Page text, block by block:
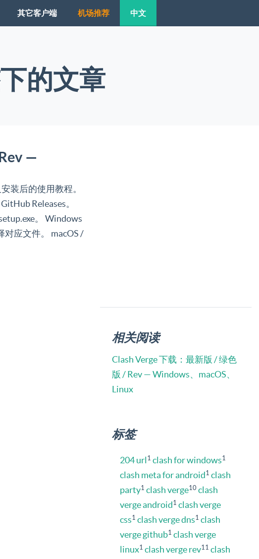
其它客户端 机场推荐 中文
的文章
—
装后的使用教程。
Releases。
。 Windows
应文件。 macOS /
相关阅读
Clash Verge 下载：最新版 / 绿色
版 / Rev — Windows、macOS、
Linux
标签
204 url 1 clash for windows1
clash meta for android1 clash
party1 clash verge10 clash
verge android1 clash verge
css1 clash verge dns1 clash
verge github1 clash verge
linux1 clash verge rev11 clash